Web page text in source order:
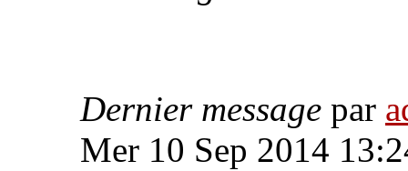
Dernier message par
Mer 10 Sep 2014